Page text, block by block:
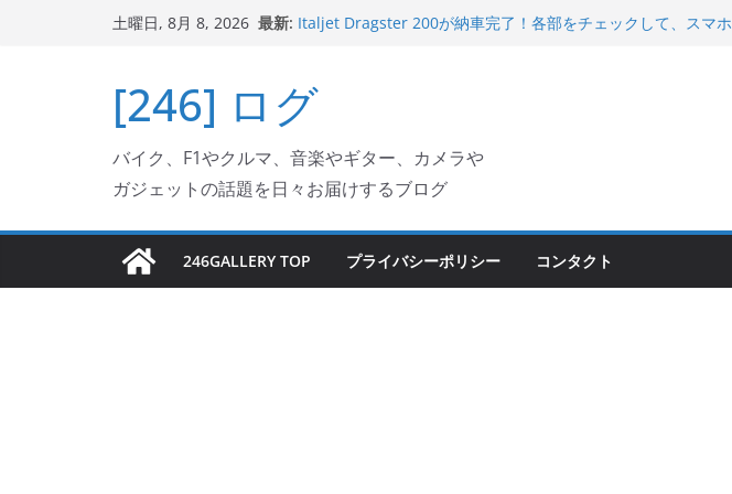
キ
プ
土曜日, 8月 8, 2026 最新: Italjet Dragster 200が納車完了！各部をチェックして、スマホ
Ken Block 逝去
岩手県奥州市へのふるさと納税で KGR HARMONY 南部鉄器エ
Italjet Dragster 200のフロントISSサスの動きが判ったらコーナ
リングが楽しくなった
[246] ログ
バイク、F1やクルマ、音楽やギター、カメラや
ガジェットの話題を日々お届けするブログ
246GALLERY TOP プライバシーポリシー コンタクト